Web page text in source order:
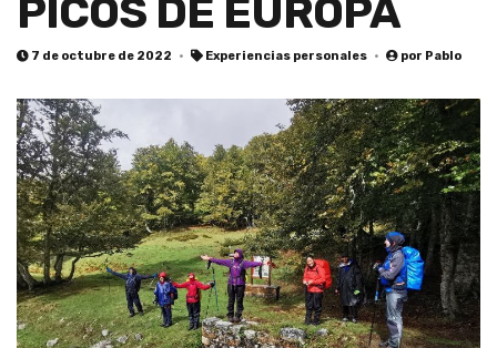
PICOS DE EUROPA
7 de octubre de 2022 Experiencias personales por Pablo